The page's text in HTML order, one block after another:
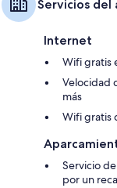
Servicios del
Internet
Wifi gratis
Velocidad
más
Wifi gratis
Servicio
por un